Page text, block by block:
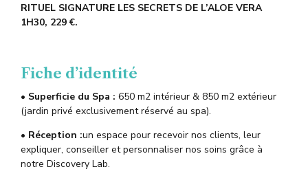
RITUEL SIGNATURE LES SECRETS DE L’ALOE VERA
1H30, 229 €.
Fiche d’identité
• Superficie du Spa : 650 m2 intérieur & 850 m2 extérieur
(jardin privé exclusivement réservé au spa).
• Réception :un espace pour recevoir nos clients, leur
expliquer, conseiller et personnaliser nos soins grâce à
notre Discovery Lab.